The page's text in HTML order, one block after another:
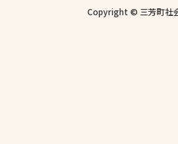
Copyright © 三芳町社